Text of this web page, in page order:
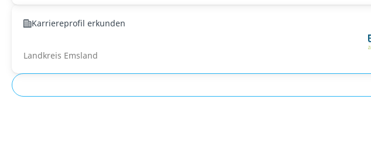
Karriereprofil erkunden
Landkreis Emsland